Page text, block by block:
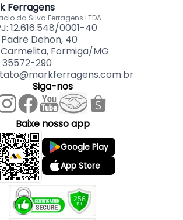
Aço e Polímero
24kg
Ferragens
da Silva Ferragens LTDA
12.616.548/0001-40
Padre Dehon, 40
Formiga/MG
35572-290
Siga-nos
Baixe nosso app
Google Play
App Store